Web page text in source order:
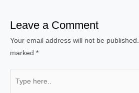
Leave a Comment
Your email address will not be published.
marked *